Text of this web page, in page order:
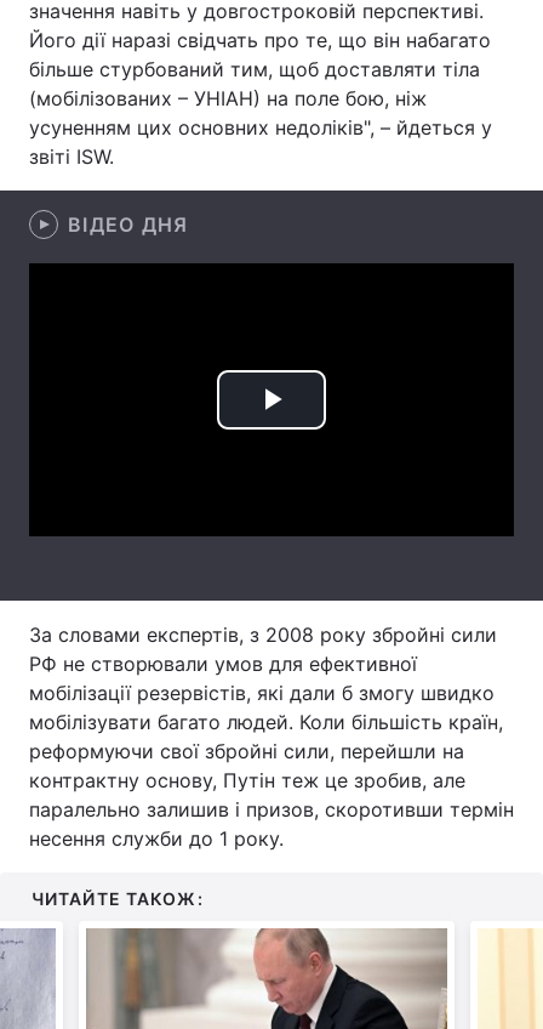
Відео з Youtube Статті
Інтерв'ю Думки
Контакти
Тема оформлення
значення навіть у довгостроковій перспективі.
Його дії наразі свідчать про те, що він набагато
більше стурбований тим, щоб доставляти тіла
(мобілізованих – УНІАН) на поле бою, ніж
усуненням цих основних недоліків", – йдеться у
звіті ISW.
ВІДЕО ДНЯ
Play
За словами експертів, з 2008 року збройні сили
РФ не створювали умов для ефективної
мобілізації резервістів, які дали б змогу швидко
мобілізувати багато людей. Коли більшість країн,
реформуючи свої збройні сили, перейшли на
контрактну основу, Путін теж це зробив, але
паралельно залишив і призов, скоротивши термін
несення служби до 1 року.
ЧИТАЙТЕ ТАКОЖ: